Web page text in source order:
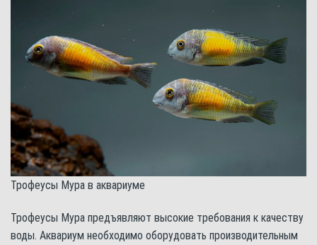
Трофеусы Мура в аквариуме
Трофеусы Мура предъявляют высокие требования к качеству
воды. Аквариум необходимо оборудовать производительным